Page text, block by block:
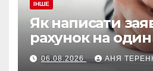
ІНШЕ
Як написати
рахунок на
06.08.2026 АНЯ